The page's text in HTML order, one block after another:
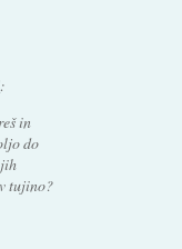
:
in
do
tujino?